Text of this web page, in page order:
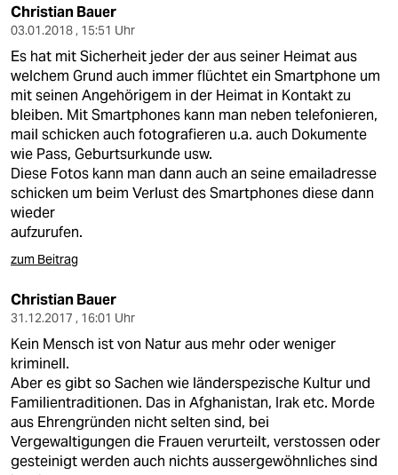
Christian Bauer
03.01.2018 , 15:51 Uhr
Es hat mit Sicherheit jeder der aus seiner Heimat aus
welchem Grund auch immer flüchtet ein Smartphone um
mit seinen Angehörigem in der Heimat in Kontakt zu
bleiben. Mit Smartphones kann man neben telefonieren,
mail schicken auch fotografieren u.a. auch Dokumente
wie Pass, Geburtsurkunde usw.
Diese Fotos kann man dann auch an seine emailadresse
schicken um beim Verlust des Smartphones diese dann
wieder
aufzurufen.
zum Beitrag
Christian Bauer
31.12.2017 , 16:01 Uhr
Kein Mensch ist von Natur aus mehr oder weniger
kriminell.
Aber es gibt so Sachen wie länderspezische Kultur und
Familientraditionen. Das in Afghanistan, Irak etc. Morde
aus Ehrengründen nicht selten sind, bei
Vergewaltigungen die Frauen verurteilt, verstossen oder
gesteinigt werden auch nichts aussergewöhnliches sind